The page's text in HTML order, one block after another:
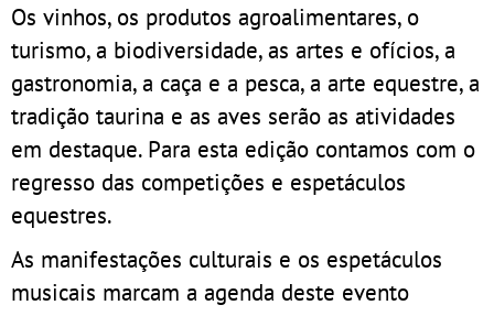
Os vinhos, os produtos agroalimentares, o
turismo, a biodiversidade, as artes e ofícios, a
gastronomia, a caça e a pesca, a arte equestre, a
tradição taurina e as aves serão as atividades
em destaque. Para esta edição contamos com o
regresso das competições e espetáculos
equestres.
As manifestações culturais e os espetáculos
musicais marcam a agenda deste evento